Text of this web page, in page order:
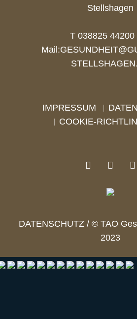
Stellshagen
T 038825 44200
Mail:
IMPRESSUM
COOKIE-
DATENSCHUTZ/ © TAO
2023